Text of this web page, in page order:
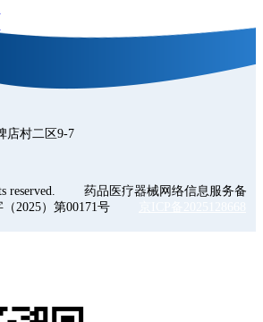
店村二区9-7
reserved. 药品医疗器械网络信息服务备
（2025）第00171号